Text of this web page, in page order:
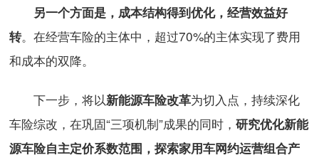
另一个方面是，成本结构得到优化，经营效益好
转。在经营车险的主体中，超过70%的主体实现了费用
和成本的双降。
下一步，将以新能源车险改革为切入点，持续深化
车险综改，在巩固“三项机制”成果的同时， 研究优化新能
源车险自主定价系数范围，探索家用车网约运营组合产